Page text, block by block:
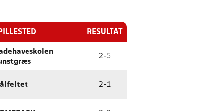
RESULTAT
2-5
2-1